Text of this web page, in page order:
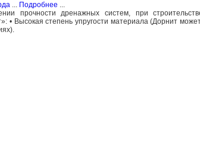
... Подробнее ...
прочности дренажных систем, при
• Высокая степень упругости материала (Дорнит